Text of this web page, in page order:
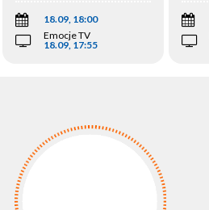
18.09, 18:00
Emocje TV
18.09, 17:55